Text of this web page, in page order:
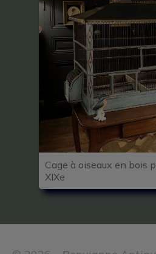
Cage à oiseaux en bois
XIXe